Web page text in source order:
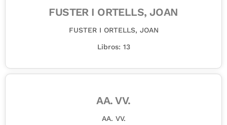
FUSTER I ORTELLS, JOAN
FUSTER I ORTELLS, JOAN
Libros: 13
AA. VV.
AA. VV.